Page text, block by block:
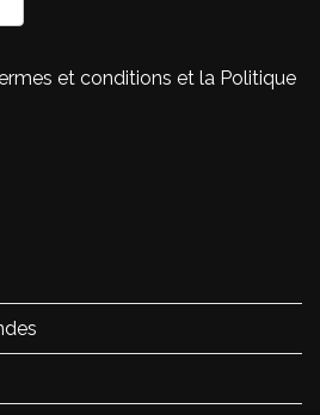
et conditions et la Politique